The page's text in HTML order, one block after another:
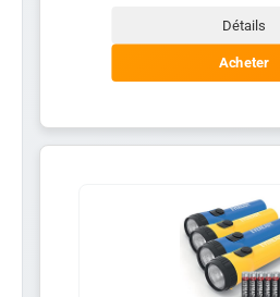
Détails
Acheter